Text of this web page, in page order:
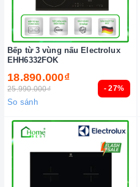
- 27%
Bếp từ 3 vùng nấu Electrolux
EHH6332FOK
18.890.000₫
25.990.000₫
So sánh